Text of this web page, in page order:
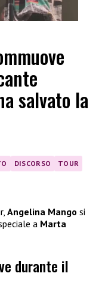
salvato la
DISCORSO TOUR
Angelina Mango si
a Marta
durante il